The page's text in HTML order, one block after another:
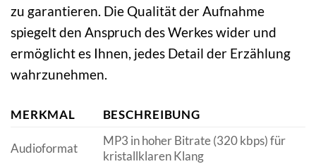
zu garantieren. Die Qualität der Aufnahme
spiegelt den Anspruch des Werkes wider und
ermöglicht es Ihnen, jedes Detail der Erzählung
wahrzunehmen.
MERKMAL BESCHREIBUNG
Audioformat
MP3 in hoher Bitrate (320 kbps) für
kristallklaren Klang